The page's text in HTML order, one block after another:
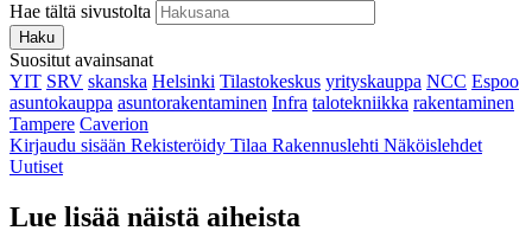
Hae tältä sivustolta
Haku
Suositut avainsanat
YIT SRV skanska Helsinki Tilastokeskus yrityskauppa NCC Espoo
asuntokauppa asuntorakentaminen Infra talotekniikka rakentaminen
Tampere Caverion
Kirjaudu sisään Rekisteröidy Tilaa Rakennuslehti Näköislehdet
Uutiset
Lue lisää näistä aiheista